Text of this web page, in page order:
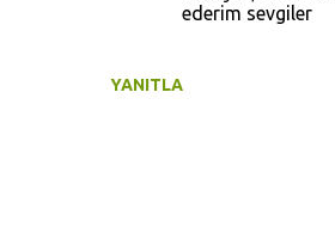
YANITLA
ederim sevgiler